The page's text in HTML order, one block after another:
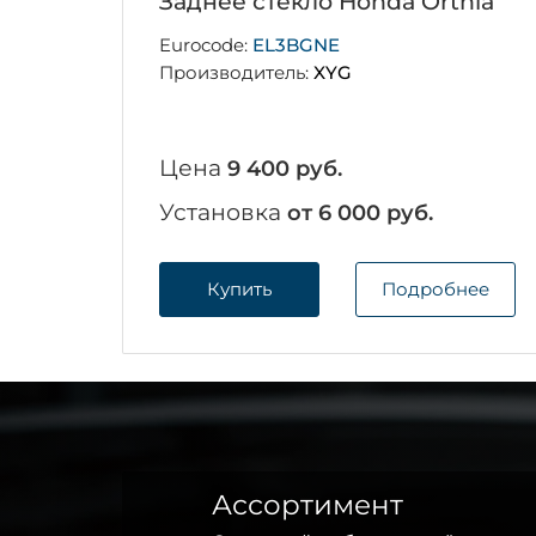
Eurocode: EL3BGNE
Производитель: XYG
Цена 9 400 руб.
Установка от 6 000 руб.
Купить Подробнее
Ассортимент